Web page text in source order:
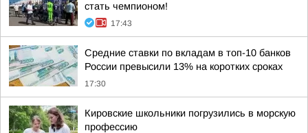
стать чемпионом!
17:43
Средние ставки по вкладам в топ-10 банков
России превысили 13% на коротких сроках
17:30
Кировские школьники погрузились в морскую
профессию